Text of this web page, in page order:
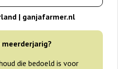
| ganjafarmer.nl
meerderjarig?
die bedoeld is voor